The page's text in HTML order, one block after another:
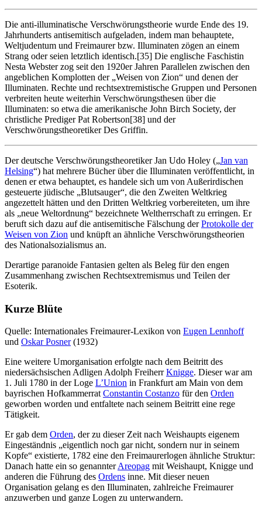
Die anti-illuminatische Verschwörungstheorie wurde Ende des 19.
Jahrhunderts antisemitisch aufgeladen, indem man behauptete,
Weltjudentum und Freimaurer bzw. Illuminaten zögen an einem
Strang oder seien letztlich identisch.[35] Die englische Faschistin
Nesta Webster zog seit den 1920er Jahren Parallelen zwischen den
angeblichen Komplotten der „Weisen von Zion“ und denen der
Illuminaten. Rechte und rechtsextremistische Gruppen und Personen
verbreiten heute weiterhin Verschwörungsthesen über die
Illuminaten: so etwa die amerikanische John Birch Society, der
christliche Prediger Pat Robertson[38] und der
Verschwörungstheoretiker Des Griffin.
Der deutsche Verschwörungstheoretiker Jan Udo Holey („Jan van
Helsing“) hat mehrere Bücher über die Illuminaten veröffentlicht, in
denen er etwa behauptet, es handele sich um von Außerirdischen
gesteuerte jüdische „Blutsauger“, die den Zweiten Weltkrieg
angezettelt hätten und den Dritten Weltkrieg vorbereiteten, um ihre
als „neue Weltordnung“ bezeichnete Weltherrschaft zu erringen. Er
beruft sich dazu auf die antisemitische Fälschung derProtokolle der
Weisen von Zion und knüpft an ähnliche Verschwörungstheorien
des Nationalsozialismus an.
Derartige paranoide Fantasien gelten als Beleg für den engen
Zusammenhang zwischen Rechtsextremismus und Teilen der
Esoterik.
Kurze Blüte
Quelle: Internationales Freimaurer-Lexikon von Eugen Lennhoff
und Oskar Posner(1932)
Eine weitere Umorganisation erfolgte nach dem Beitritt des
niedersächsischen Adligen Adolph FreiherrKnigge. Dieser war am
1. Juli 1780 in der Loge L’Union in Frankfurt am Main von dem
bayrischen HofkammerratConstantin Costanzo für den Orden
geworben worden und entfaltete nach seinem Beitritt eine rege
Tätigkeit.
Er gab dem Orden, der zu dieser Zeit nach Weishaupts eigenem
Eingeständnis „eigentlich noch gar nicht, sondern nur in seinem
Kopfe“ existierte, 1782 eine den Freimaurerlogen ähnliche Struktur:
Danach hatte ein so genannterAreopag mit Weishaupt, Knigge und
anderen die Führung des Ordens inne. Mit dieser neuen
Organisation gelang es den Illuminaten, zahlreiche Freimaurer
anzuwerben und ganze Logen zu unterwandern.